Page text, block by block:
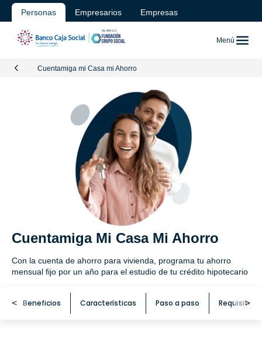
Personas Empresarios Empresas
Menú
Cuentamiga mi Casa mi Ahorro
Cuentamiga Mi Casa Mi Ahorro
Con la cuenta de ahorro para vivienda, programa tu ahorro
mensual fijo por un año para el estudio de tu crédito hipotecario
< <
Beneficios Características Paso a paso Requisitos